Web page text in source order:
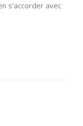
s’accorder avec